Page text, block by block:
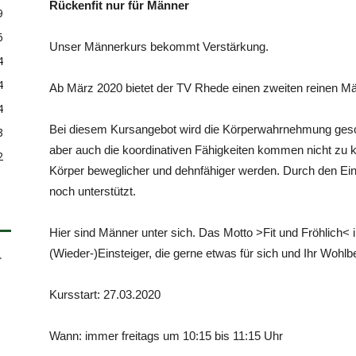
Rückenfit nur für Männer
Unser Männerkurs bekommt Verstärkung.
Ab März 2020 bietet der TV Rhede einen zweiten reinen
Bei diesem Kursangebot wird die Körperwahrnehmung
aber auch die koordinativen Fähigkeiten kommen nicht zu
Körper beweglicher und dehnfähiger werden. Durch den
noch unterstützt.
Hier sind Männer unter sich. Das Motto >Fit und Fröhlich<
(Wieder-)Einsteiger, die gerne etwas für sich und Ihr
Kursstart: 27.03.2020
Wann: immer freitags um 10:15 bis 11:15 Uhr